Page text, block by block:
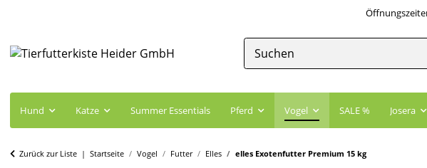
Hund Katze Summer Essentials Pferd Vogel SALE % Josera
Zurück zur Liste Startseite Vogel Futter Elles elles Exotenfutter Premium 15 kg